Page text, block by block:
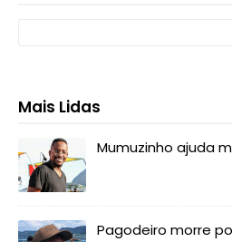
Mais Lidas
Mumuzinho ajuda
Pagodeiro morre